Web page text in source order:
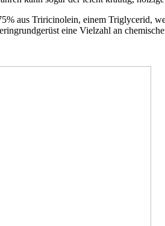
aus Triricinolein, einem Triglycerid,
eine Vielzahl an